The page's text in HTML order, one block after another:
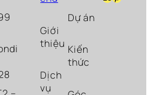
Giới
thiệu
Dịch
vụ
Dự án
Kiến
thức